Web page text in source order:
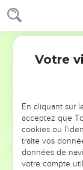
2 Corinthiens
puis revenir de la
soutenu par vous
En formant ce
sorte qu'il y
Aussi vrai que
En effet, le Fils
prêché au milieu
été « oui » et «
« oui ».
Votre
En cliquant sur
acceptez que
cookies ou
traite vos
données de
votre compte